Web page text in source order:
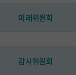
미래위원회
감사위원회